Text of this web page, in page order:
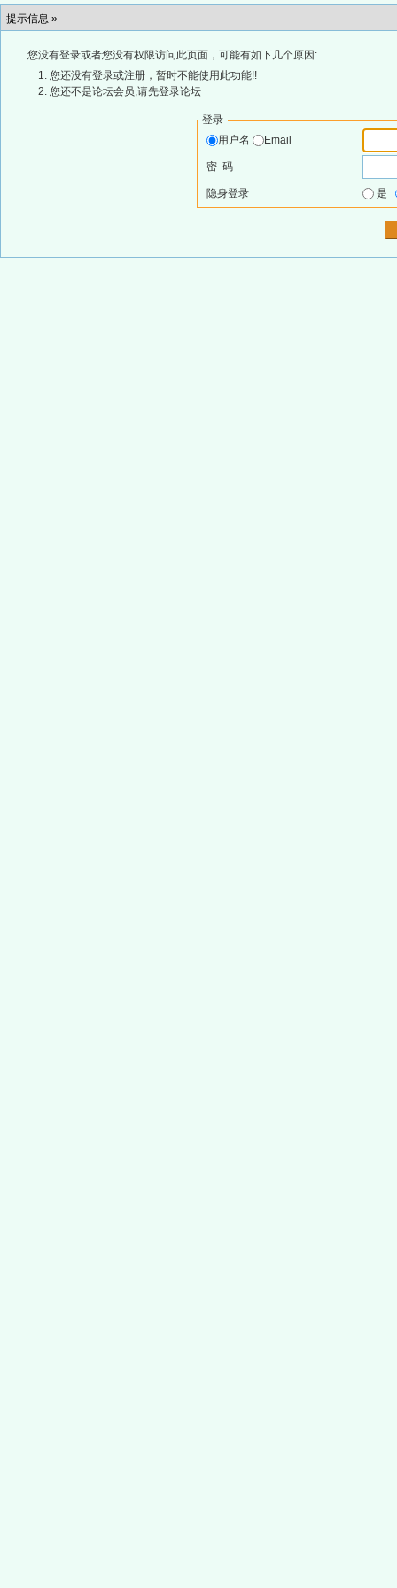
提示信息 »
您没有登录或者您没有权限访问此页面，可能有如下几个原因:
您还没有登录或注册，暂时不能使用此功能!!
您还不是论坛会员,请先登录论坛
登录
用户名
Email
密 码
隐身登录 是